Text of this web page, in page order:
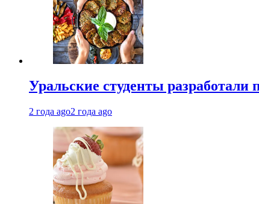
Уральские студенты разработали
2 года ago2 года ago